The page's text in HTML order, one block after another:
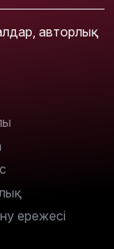
авторлық
ережесі